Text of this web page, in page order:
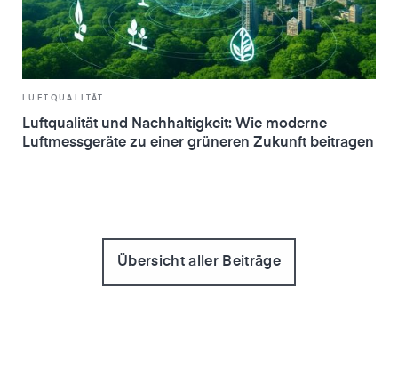
LUFTQUALITÄT
Luftqualität und Nachhaltigkeit: Wie moderne
Luftmessgeräte zu einer grüneren Zukunft beitragen
Übersicht aller Beiträge